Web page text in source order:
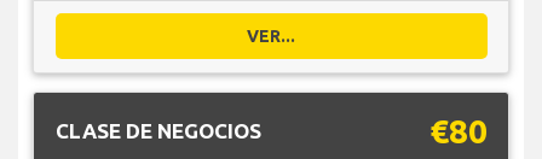
VER...
CLASE DE NEGOCIOS €80